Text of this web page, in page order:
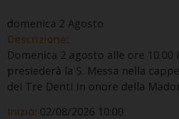
domenica 2 Agosto
Descrizione:
Domenica 2 agosto alle ore 10.00
presiederà la S. Messa nella
dei Tre Denti in onore della
Inizio: 02/08/2026 10:00